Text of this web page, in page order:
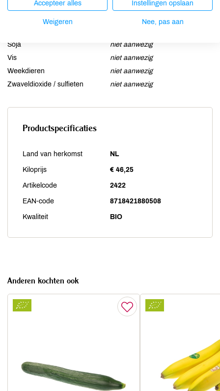
Schaaldieren
niet aanwezig
niet aanwezig
Soja
niet aanwezig
Vis
niet aanwezig
Weekdieren
niet aanwezig
Zwaveldioxide / sulfieten
niet aanwezig
Productspecificaties
Land van herkomst NL
Kiloprijs € 46,25
Artikelcode 2422
EAN-code 8718421880508
Kwaliteit BIO
Anderen kochten ook
Accepteer alles Instellingen opslaan
Weigeren Nee, pas aan